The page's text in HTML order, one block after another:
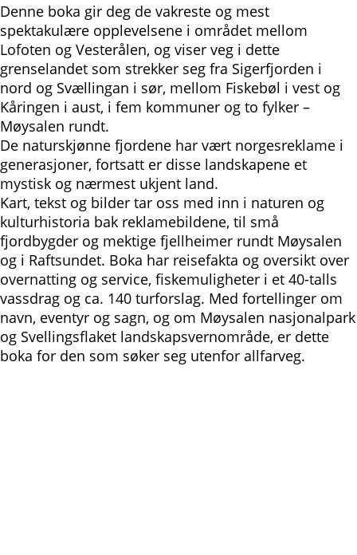
Denne boka gir deg de vakreste og mest
spektakulære opplevelsene i området mellom
Lofoten og Vesterålen, og viser veg i dette
grenselandet som strekker seg fra Sigerfjorden i
nord og Svællingan i sør, mellom Fiskebøl i vest og
Kåringen i aust, i fem kommuner og to fylker –
Møysalen rundt.
De naturskjønne fjordene har vært norgesreklame i
generasjoner, fortsatt er disse landskapene et
mystisk og nærmest ukjent land.
Kart, tekst og bilder tar oss med inn i naturen og
kulturhistoria bak reklamebildene, til små
fjordbygder og mektige fjellheimer rundt Møysalen
og i Raftsundet. Boka har reisefakta og oversikt over
overnatting og service, fiskemuligheter i et 40-talls
vassdrag og ca. 140 turforslag. Med fortellinger om
navn, eventyr og sagn, og om Møysalen nasjonalpark
og Svellingsflaket landskapsvernområde, er dette
boka for den som søker seg utenfor allfarveg.